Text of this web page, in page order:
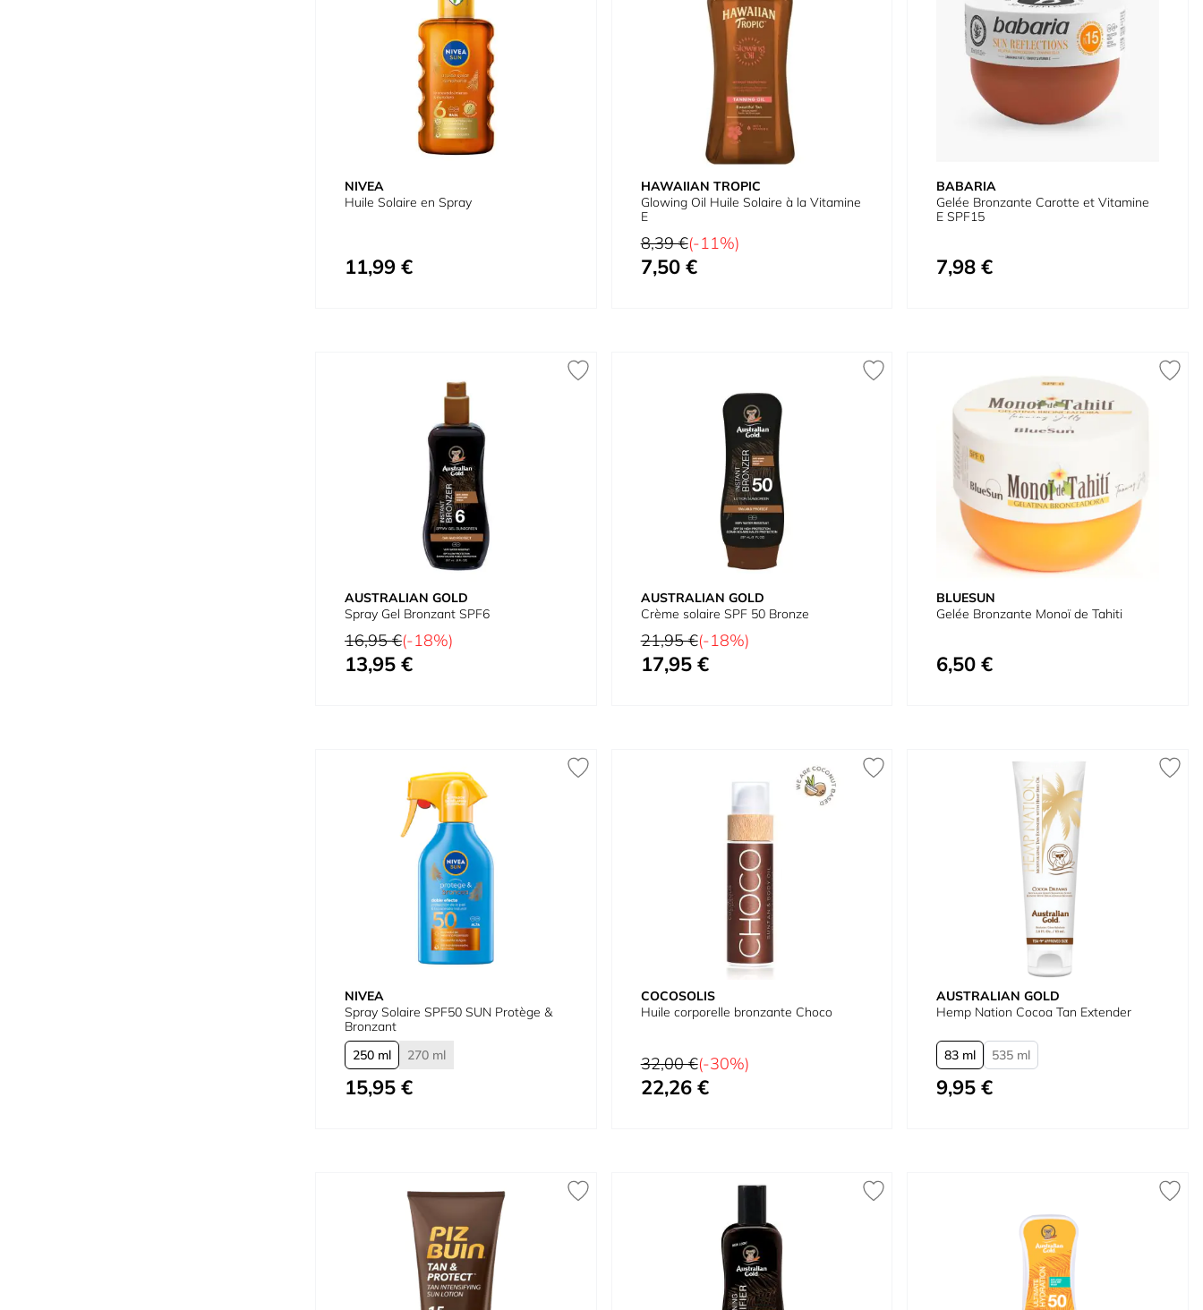
NIVEA
Huile Solaire en Spray
11,99 €
HAWAIIAN TROPIC
Glowing Oil Huile Solaire à la Vitamine
E
Prix normal
8,39 €(-11%)
Prix spécial
7,50 €
BABARIA
Gelée Bronzante Carotte et Vitamine
E SPF15
7,98 €
AUSTRALIAN GOLD
Spray Gel Bronzant SPF6
Prix normal
16,95 €(-18%)
Prix spécial
13,95 €
AUSTRALIAN GOLD
Crème solaire SPF 50 Bronze
Prix normal
21,95 €(-18%)
Prix spécial
17,95 €
BLUESUN
Gelée Bronzante Monoï de Tahiti
6,50 €
NIVEA
Spray Solaire SPF50 SUN Protège &
Bronzant
250 ml
270 ml
À partir de
15,95 €
COCOSOLIS
Huile corporelle bronzante Choco
Prix normal
32,00 €(-30%)
Prix spécial
22,26 €
AUSTRALIAN GOLD
Hemp Nation Cocoa Tan Extender
83 ml 535 ml
À partir de
9,95 €